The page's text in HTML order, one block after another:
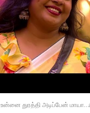
உன்னை துரத்தி அடிப்பேன்